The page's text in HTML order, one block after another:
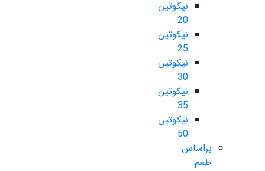
نیکوتین
20
نیکوتین
25
نیکوتین
30
نیکوتین
35
نیکوتین
50
براساس
طعم